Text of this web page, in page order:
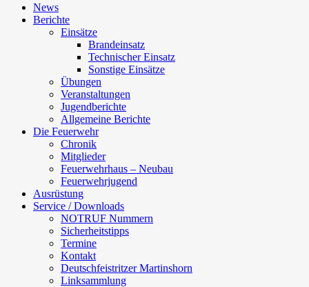
News
Berichte
Einsätze
Brandeinsatz
Technischer Einsatz
Sonstige Einsätze
Übungen
Veranstaltungen
Jugendberichte
Allgemeine Berichte
Die Feuerwehr
Chronik
Mitglieder
Feuerwehrhaus – Neubau
Feuerwehrjugend
Ausrüstung
Service / Downloads
NOTRUF Nummern
Sicherheitstipps
Termine
Kontakt
Deutschfeistritzer Martinshorn
Linksammlung